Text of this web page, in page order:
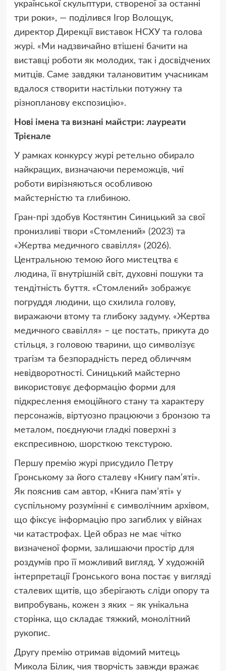
української скульптури, створеної за останні
три роки», — поділився Ігор Волощук,
директор Дирекції виставок НСХУ та голова
журі. «Ми надзвичайно втішені бачити на
виставці роботи як молодих, так і досвідчених
митців. Саме завдяки талановитим учасникам
вдалося створити настільки потужну та
різнопланову експозицію».
Нові імена та визнані майстри: лауреати
Трієнале
У рамках конкурсу журі ретельно обирало
найкращих, визначаючи переможців, чиї
роботи вирізняються особливою
майстерністю та глибиною.
Гран-прі здобув Костянтин Синицький за свої
пронизливі твори «Стомлений» (2023) та
«Жертва медичного свавілля» (2026).
Центральною темою його мистецтва є
людина, її внутрішній світ, духовні пошуки та
тендітність буття. «Стомлений» зображує
погруддя людини, що схилила голову,
виражаючи втому та глибоку задуму. «Жертва
медичного свавілля» – це постать, прикута до
стільця, з головою тварини, що символізує
трагізм та безпорадність перед обличчям
невідворотності. Синицький майстерно
використовує деформацію форми для
підкреслення емоційного стану та характеру
персонажів, віртуозно працюючи з бронзою та
металом, поєднуючи гладкі поверхні з
експресивною, шорсткою текстурою.
Першу премію журі присудило Петру
Гронському за його сталеву «Книгу пам’яті».
Як пояснив сам автор, «Книга пам’яті» у
суспільному розумінні є символічним архівом,
що фіксує інформацію про загиблих у війнах
чи катастрофах. Цей образ не має чітко
визначеної форми, залишаючи простір для
роздумів про її можливий вигляд. У художній
інтерпретації Гронського вона постає у вигляді
сталевих щитів, що зберігають сліди опору та
випробувань, кожен з яких – як унікальна
сторінка, що складає тяжкий, монолітний
рукопис.
Другу премію отримав відомий митець
Микола Білик, чия творчість завжди вражає